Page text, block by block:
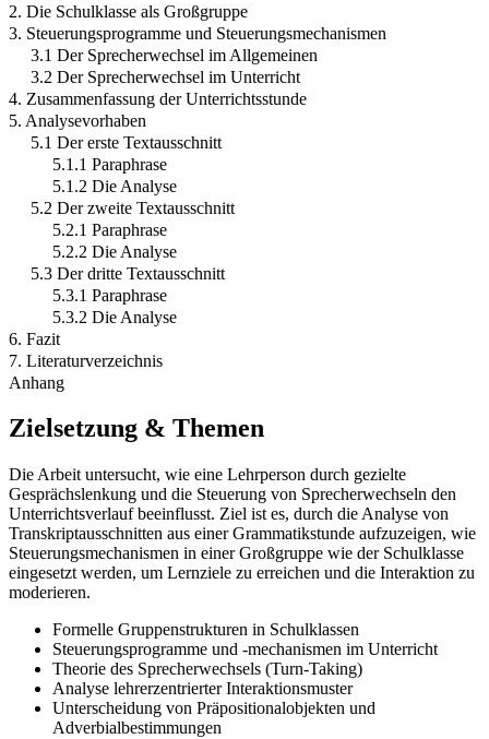
2. Die Schulklasse als Großgruppe
3. Steuerungsprogramme und Steuerungsmechanismen
3.1 Der Sprecherwechsel im Allgemeinen
3.2 Der Sprecherwechsel im Unterricht
4. Zusammenfassung der Unterrichtsstunde
5. Analysevorhaben
5.1 Der erste Textausschnitt
5.1.1 Paraphrase
5.1.2 Die Analyse
5.2 Der zweite Textausschnitt
5.2.1 Paraphrase
5.2.2 Die Analyse
5.3 Der dritte Textausschnitt
5.3.1 Paraphrase
5.3.2 Die Analyse
6. Fazit
7. Literaturverzeichnis
Anhang
Zielsetzung & Themen
Die Arbeit untersucht, wie eine Lehrperson durch gezielte
Gesprächslenkung und die Steuerung von Sprecherwechseln den
Unterrichtsverlauf beeinflusst. Ziel ist es, durch die Analyse von
Transkriptausschnitten aus einer Grammatikstunde aufzuzeigen, wie
Steuerungsmechanismen in einer Großgruppe wie der Schulklasse
eingesetzt werden, um Lernziele zu erreichen und die Interaktion zu
moderieren.
Formelle Gruppenstrukturen in Schulklassen
Steuerungsprogramme und -mechanismen im Unterricht
Theorie des Sprecherwechsels (Turn-Taking)
Analyse lehrerzentrierter Interaktionsmuster
Unterscheidung von Präpositionalobjekten und
Adverbialbestimmungen